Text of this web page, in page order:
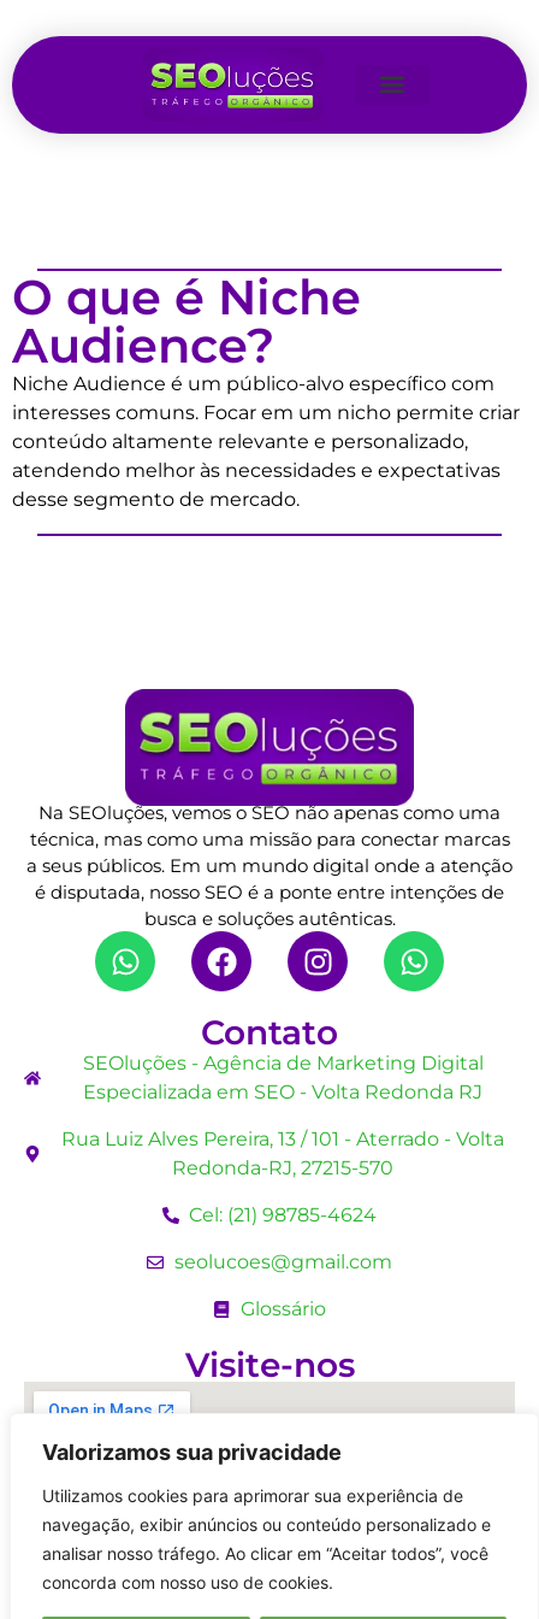
Valorizamos sua privacidade
Utilizamos cookies para aprimorar sua experiência de
navegação, exibir anúncios ou conteúdo personalizado e
analisar nosso tráfego. Ao clicar em “Aceitar todos”, você
concorda com nosso uso de cookies.
O que é Niche
Audience?
Niche Audience é um público-alvo específico com
interesses comuns. Focar em um nicho permite criar
conteúdo altamente relevante e personalizado,
atendendo melhor às necessidades e expectativas
desse segmento de mercado.
Na SEOluções, vemos o SEO não apenas como uma
técnica, mas como uma missão para conectar marcas
a seus públicos. Em um mundo digital onde a atenção
é disputada, nosso SEO é a ponte entre intenções de
busca e soluções autênticas.
Contato
SEOluções - Agência de Marketing Digital
Especializada em SEO - Volta Redonda RJ
Rua Luiz Alves Pereira, 13 / 101 - Aterrado - Volta
Redonda-RJ, 27215-570
Cel: (21) 98785-4624
seolucoes@gmail.com
Glossário
Visite-nos